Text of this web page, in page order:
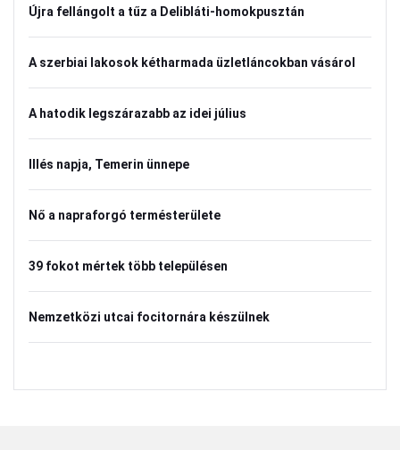
Újra fellángolt a tűz a Delibláti-homokpusztán
A szerbiai lakosok kétharmada üzletláncokban vásárol
A hatodik legszárazabb az idei július
Illés napja, Temerin ünnepe
Nő a napraforgó termésterülete
39 fokot mértek több településen
Nemzetközi utcai focitornára készülnek